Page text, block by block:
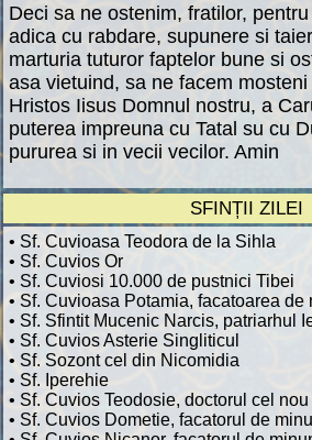
Deci sa ne ostenim, fratilor,
adica cu rabdare, supunere si
marturia tuturor faptelor bune si
asa vietuind, sa ne facem
Hristos Iisus Domnul nostru, a
puterea impreuna cu Tatal su cu
pururea si in vecii vecilor. Amin
SFINȚII ZILEI
• Sf. Cuvioasa Teodora de la Sihla
• Sf. Cuvios Or
• Sf. Cuviosi 10.000 de pustnici Tibei
• Sf. Cuvioasa Potamia, facatoarea de
• Sf. Sfintit Mucenic Narcis, patriarhul
• Sf. Cuvios Asterie Singliticul
• Sf. Sozont cel din Nicomidia
• Sf. Iperehie
• Sf. Cuvios Teodosie, doctorul cel nou
• Sf. Cuvios Dometie, facatorul de